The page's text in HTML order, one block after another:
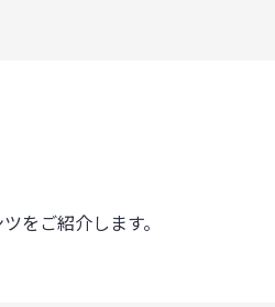
をご紹介します。